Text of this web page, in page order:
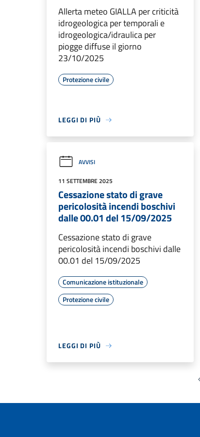
Allerta meteo GIALLA per criticità
idrogeologica per temporali e
idrogeologica/idraulica per
piogge diffuse il giorno
23/10/2025
Protezione civile
LEGGI DI PIÙ
AVVISI
11 SETTEMBRE 2025
Cessazione stato di grave
pericolosità incendi boschivi
dalle 00.01 del 15/09/2025
Cessazione stato di grave
pericolosità incendi boschivi dalle
00.01 del 15/09/2025
Comunicazione istituzionale
Protezione civile
LEGGI DI PIÙ